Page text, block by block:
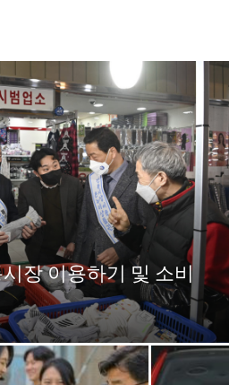
소년· 청년
사회 경제 트렌드
경기지역
강원지역
경상지역
전라지역
대전지역 지방정가
소년· 청년
사회 경제 트렌드
경기지역 강원지역
경상지역
전라지역
대전지역 지방정가
장 이용하기 및 소비